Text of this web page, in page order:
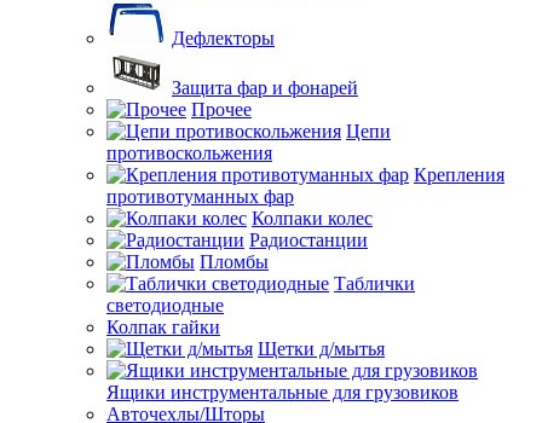
Дефлекторы
Защита фар и фонарей
Прочее
Цепи
противоскольжения
Крепления
противотуманных фар
Колпаки колес
Радиостанции
Пломбы
Таблички
светодиодные
Колпак гайки
Щетки д/мытья
Ящики инструментальные для грузовиков
Авточехлы/Шторы